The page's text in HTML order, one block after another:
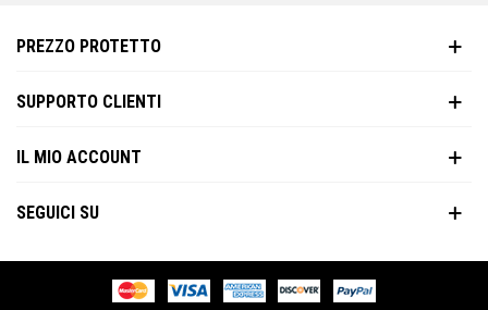
PREZZO PROTETTO
SUPPORTO CLIENTI
IL MIO ACCOUNT
SEGUICI SU